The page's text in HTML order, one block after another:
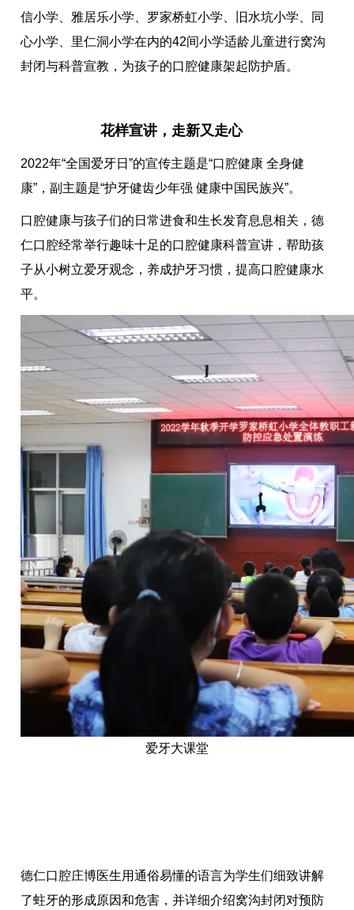
信小学、雅居乐小学、罗家桥虹小学、旧水坑小学、同
心小学、里仁洞小学在内的42间小学适龄儿童进行窝沟
封闭与科普宣教，为孩子的口腔健康架起防护盾。
花样宣讲，走新又走心
2022年“全国爱牙日”的宣传主题是“口腔健康 全身健
康”，副主题是“护牙健齿少年强 健康中国民族兴”。
口腔健康与孩子们的日常进食和生长发育息息相关，德
仁口腔经常举行趣味十足的口腔健康科普宣讲，帮助孩
子从小树立爱牙观念，养成护牙习惯，提高口腔健康水
平。
爱牙大课堂
德仁口腔庄博医生用通俗易懂的语言为学生们细致讲解
了蛀牙的形成原因和危害，并详细介绍窝沟封闭对预防